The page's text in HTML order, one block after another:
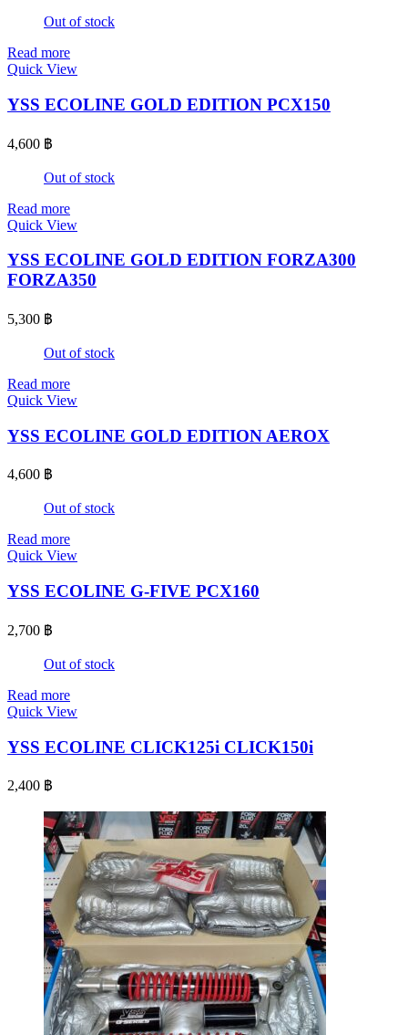
Out of stock
Read more
Quick View
YSS ECOLINE GOLD EDITION PCX150
4,600 ฿
Out of stock
Read more
Quick View
YSS ECOLINE GOLD EDITION FORZA300
FORZA350
5,300 ฿
Out of stock
Read more
Quick View
YSS ECOLINE GOLD EDITION AEROX
4,600 ฿
Out of stock
Read more
Quick View
YSS ECOLINE G-FIVE PCX160
2,700 ฿
Out of stock
Read more
Quick View
YSS ECOLINE CLICK125i CLICK150i
2,400 ฿